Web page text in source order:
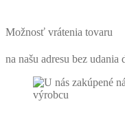
Možnosť vrátenia tovaru
na našu adresu bez